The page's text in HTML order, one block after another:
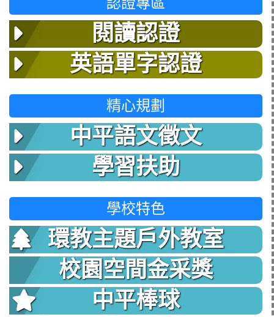
閱讀認證
英語單字認證
精心規劃
中平語文徵文
學習扶助
學校特色
環教主題戶外教室
校園空間金采獎
中平棒球